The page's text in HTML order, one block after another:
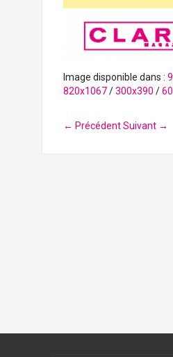
Image disponible dans :
820x1067/300x390 /
← Précédent Suivant →